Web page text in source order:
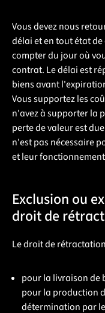
Vous devez nous
délai et en tout état
compter du jour où
contrat. Le délai est
biens avant
Vous supportez les
n'avez à supporter la
perte de valeur est
n'est pas nécessaire
et leur
Exclusion ou
droit de
Le droit de
pour la livraison de
pour la production
détermination par